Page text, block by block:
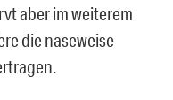
aber im weiterem
die naseweise